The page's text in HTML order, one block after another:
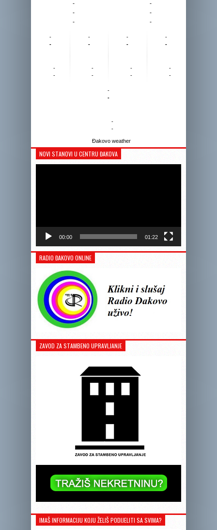
-
-
-
-
-
-
-
-
-
-
-
-
-
-
-
-
-
-
-
-
-
-
-
-
-
-
Đakovo weather
NOVI STANOVI U CENTRU ĐAKOVA
00:00 01:22
RADIO ĐAKOVO ONLINE
ZAVOD ZA STAMBENO UPRAVLJANJE
IMAŠ INFORMACIJU KOJU ŽELIŠ PODIJELITI SA SVIMA?